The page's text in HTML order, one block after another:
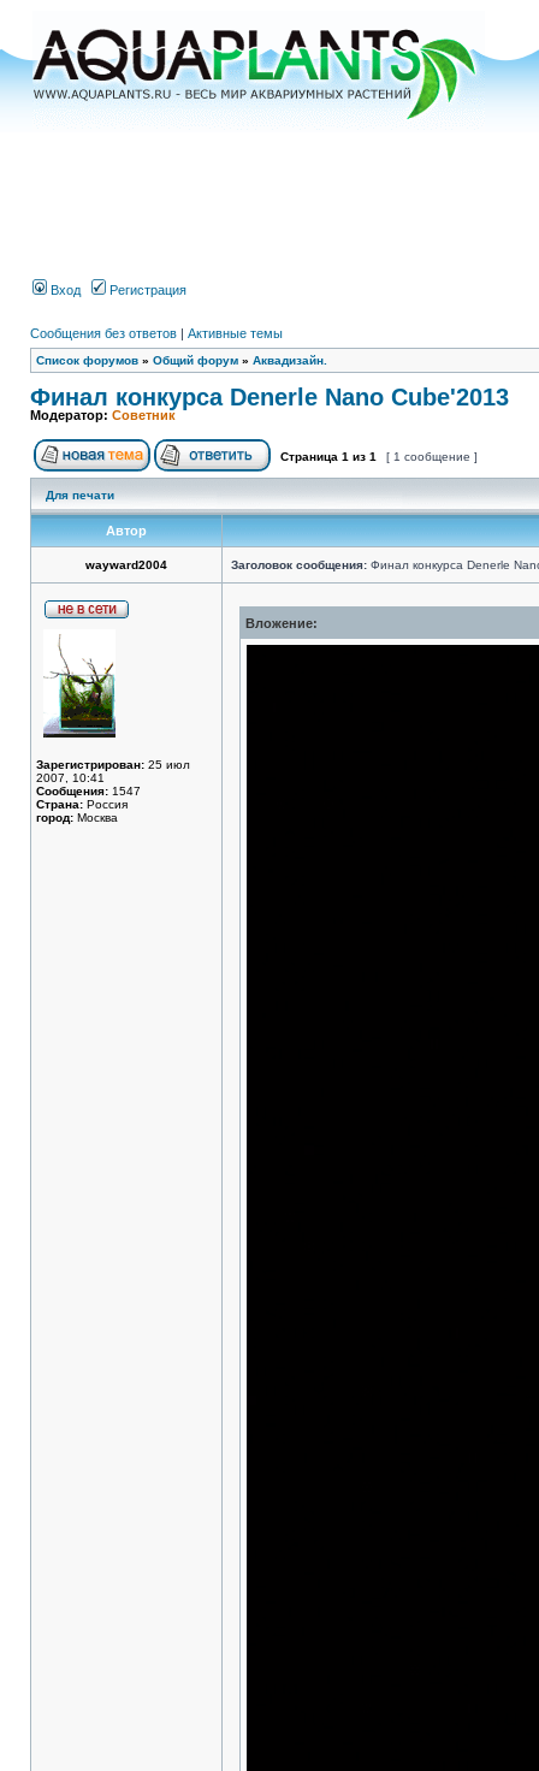
Вход Регистрация
Сообщения без ответов | Активные темы
Список форумов » Общий форум » Аквадизайн.
Финал конкурса Denerle Nano Cube'2013
Модератор: Советник
Страница 1 из 1 [ 1 сообщение ]
Для печати
Автор
wayward2004 Заголовок сообщения: Финал конкурса Denerle
Зарегистрирован: 25 июл
2007, 10:41
Сообщения: 1547
Страна: Россия
город: Москва
Вложение: